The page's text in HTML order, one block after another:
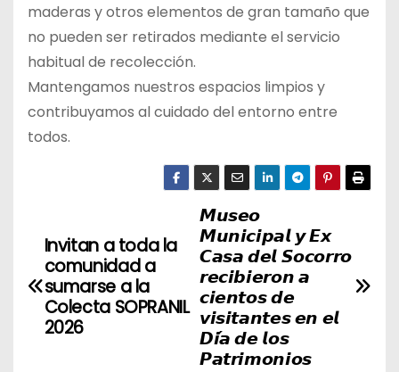
maderas y otros elementos de gran tamaño que
no pueden ser retirados mediante el servicio
habitual de recolección.
Mantengamos nuestros espacios limpios y
contribuyamos al cuidado del entorno entre
todos.
v
𝙈𝙪𝙨𝙚𝙤
𝙈𝙪𝙣𝙞𝙘𝙞𝙥𝙖𝙡 𝙮 𝙀𝙭
𝘾𝙖𝙨𝙖 𝙙𝙚𝙡 𝙎𝙤𝙘𝙤𝙧𝙧𝙤
𝙧𝙚𝙘𝙞𝙗𝙞𝙚𝙧𝙤𝙣 𝙖
𝙘𝙞𝙚𝙣𝙩𝙤𝙨 𝙙𝙚
𝙫𝙞𝙨𝙞𝙩𝙖𝙣𝙩𝙚𝙨 𝙚𝙣 𝙚𝙡
𝘿𝙞́𝙖 𝙙𝙚 𝙡𝙤𝙨
𝙋𝙖𝙩𝙧𝙞𝙢𝙤𝙣𝙞𝙤𝙨
Invitan a toda la
comunidad a
sumarse a la
Colecta SOPRANIL
2026